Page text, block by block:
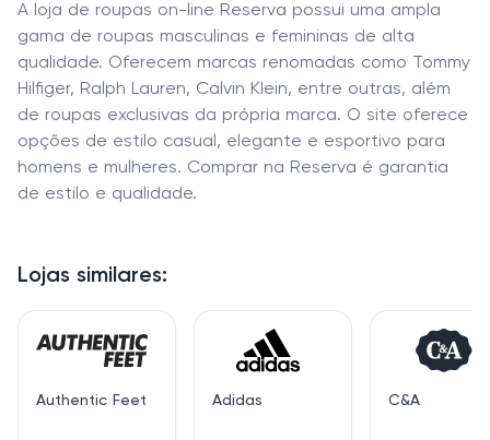
A loja de roupas on-line Reserva possui uma ampla
gama de roupas masculinas e femininas de alta
qualidade. Oferecem marcas renomadas como Tommy
Hilfiger, Ralph Lauren, Calvin Klein, entre outras, além
de roupas exclusivas da própria marca. O site oferece
opções de estilo casual, elegante e esportivo para
homens e mulheres. Comprar na Reserva é garantia
de estilo e qualidade.
Lojas similares:
Authentic Feet Adidas C&A